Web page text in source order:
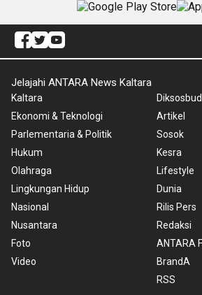
Jelajahi ANTARA News Kaltara
Kaltara
Ekonomi & Teknologi
Parlementaria & Politik
Hukum
Olahraga
Lingkungan Hidup
Nasional
Nusantara
Foto
Video
Diksosbud
Artikel
Sosok
Kesra
Lifestyle
Dunia
Rilis Pers
Redaksi
ANTARA
BrandA
RSS